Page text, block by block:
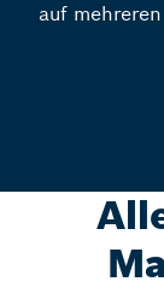
auf